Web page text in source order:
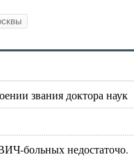
звания доктора наук
больных недостаточо.